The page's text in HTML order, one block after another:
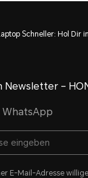
Schneller: Hol Dir
Newsletter –
WhatsApp
E-Mail-Adresse